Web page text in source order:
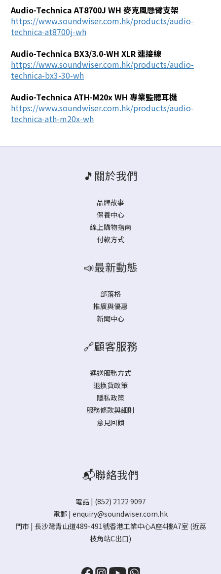
Audio-Technica AT8700J WH 麥克風懸臂支架
https://www.soundwiser.com.hk/products/audio-
technica-at8700j-wh
Audio-Technica BX3/3.0-WH XLR 連接線
https://www.soundwiser.com.hk/products/audio-
technica-bx3-30-wh
Audio-Technica ATH-M20x WH 專業監聽耳機
https://www.soundwiser.com.hk/products/audio-
technica-ath-m20x-wh
🎵關於我們
品牌故事
保養中心
線上購物指南
付款方式
📣最新動態
部落格
推廣與優惠
新聞中心
🔗顧客服務
運送服務方式
退換貨政策
隱私政策
服務條款與細則
意見回饋
📬聯絡我們
電話 | (852) 2122 9097
電郵 | enquiry@soundwiser.com.hk
門市 | 長沙灣青山道489-491號香港工業中心A座4樓A7室 (近荔
枝角站C出口)